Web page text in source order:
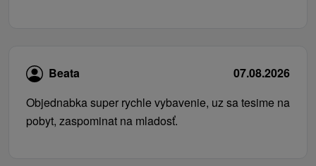
Beata
07.08.2026
Objednabka super rychle vybavenie, uz sa tesime na
pobyt, zaspominat na mladosť.